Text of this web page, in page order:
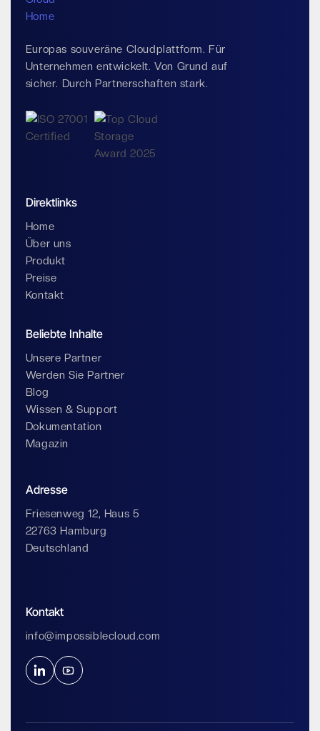
Europas souveräne Cloudplattform. Für
Unternehmen entwickelt. Von Grund auf
sicher. Durch Partnerschaften stark.
Direktlinks
Home
Über uns
Produkt
Preise
Kontakt
Beliebte Inhalte
Unsere Partner
Werden Sie Partner
Blog
Wissen & Support
Dokumentation
Magazin
Adresse
Friesenweg 12, Haus 5
22763 Hamburg
Deutschland
Kontakt
info@impossiblecloud.com